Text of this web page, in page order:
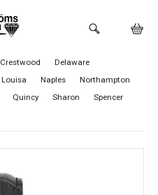
Crestwood
Delaware
Louisa Naples
Northampton
Quincy Sharon
Spencer